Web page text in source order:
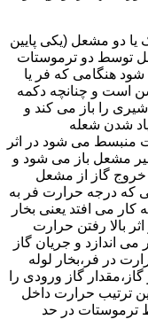
دو مشعل (یکی پایین
توسط دو ترموستات
هنگامی که فر یا
است و چنانچه دکمه
را باز می کند و
شدن شعله
منبسط می شود در اثر
مشعل باز می شود و
خروج گاز از مشعل
که درجه حرارت فر به
می افتد یعنی بخار
بالا رفتن حرارت
اندازد و جریان گاز
در فر،بخار لوله
گاز ورودی را
ترتیب حرارت داخل
ترموستات در حد